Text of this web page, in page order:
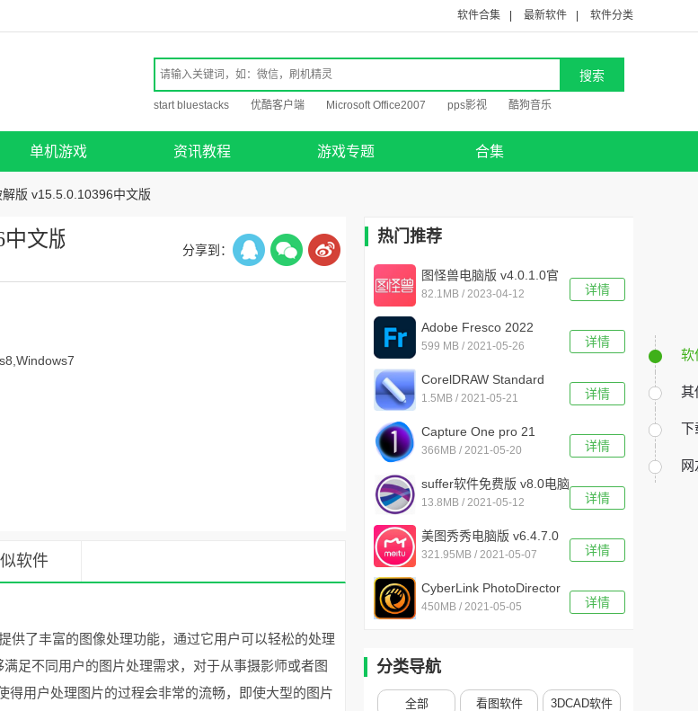
软件合集 最新软件 软件分类
start bluestacks 优酷客户端 Microsoft Office2007 pps影视 酷狗音乐
单机游戏 资讯教程 游戏专题 合集
版 v15.5.0.10396中文版
文版 分享到：
软件
供了丰富的图像处理功能，通过它用户可以轻松的处理
足不同用户的图片处理需求，对于从事摄影师或者图
用户处理图片的过程会非常的流畅，即使大型的图片
热门推荐
详情
图怪兽电脑版 v4.0.1.0官
方版
82.1MB / 2023-04-12
详情
Adobe Fresco 2022
v2.4.0.464中文版
599 MB / 2021-05-26
详情
CorelDRAW Standard
2021 中文版
1.5MB / 2021-05-21
详情
Capture One pro 21
v14.0中文版
366MB / 2021-05-20
详情
suffer软件免费版 v8.0电脑
版
13.8MB / 2021-05-12
详情
美图秀秀电脑版 v6.4.7.0
官方最新版
321.95MB / 2021-05-07
详情
CyberLink PhotoDirector
Ultra 12 v12.3 .2724中文
450MB / 2021-05-05
分类导航
全部 看图软件 3DCAD软件
软
其
下